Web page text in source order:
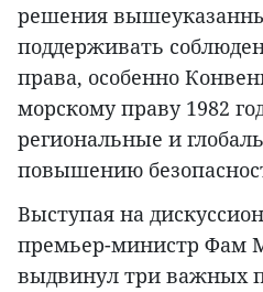
решения
поддерживать
права, особенно
морскому праву 1982
региональные и
повышению
Выступая на
премьер-министр Фам
выдвинул три важных